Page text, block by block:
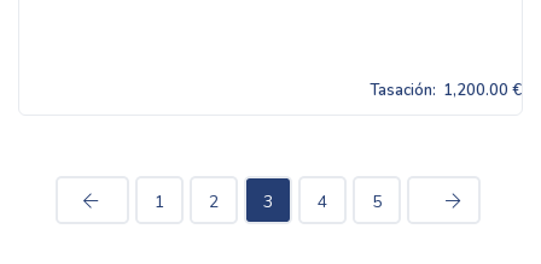
Tasación: 1,200.00 €
1 2 3 4 5